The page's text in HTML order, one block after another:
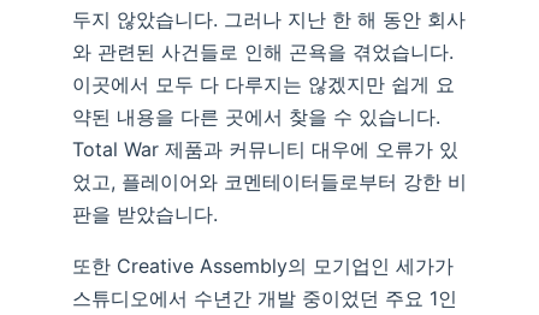
두지 않았습니다. 그러나 지난 한 해 동안 회사
와 관련된 사건들로 인해 곤욕을 겪었습니다.
이곳에서 모두 다 다루지는 않겠지만 쉽게 요
약된 내용을 다른 곳에서 찾을 수 있습니다.
Total War 제품과 커뮤니티 대우에 오류가 있
었고, 플레이어와 코멘테이터들로부터 강한 비
판을 받았습니다.
또한 Creative Assembly의 모기업인 세가가
스튜디오에서 수년간 개발 중이었던 주요 1인